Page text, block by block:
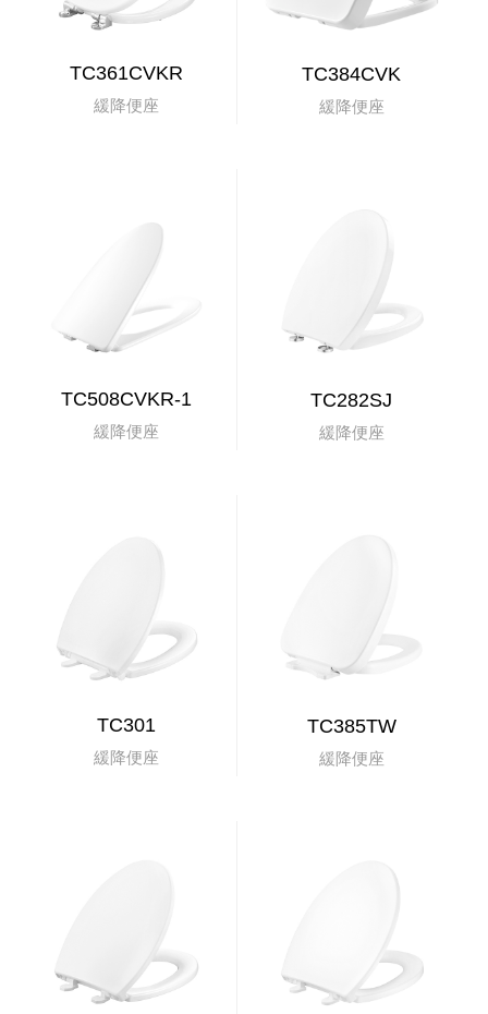
TC361CVKR
緩降便座
TC384CVK
緩降便座
TC508CVKR-1
緩降便座
TC282SJ
緩降便座
TC301
緩降便座
TC385TW
緩降便座